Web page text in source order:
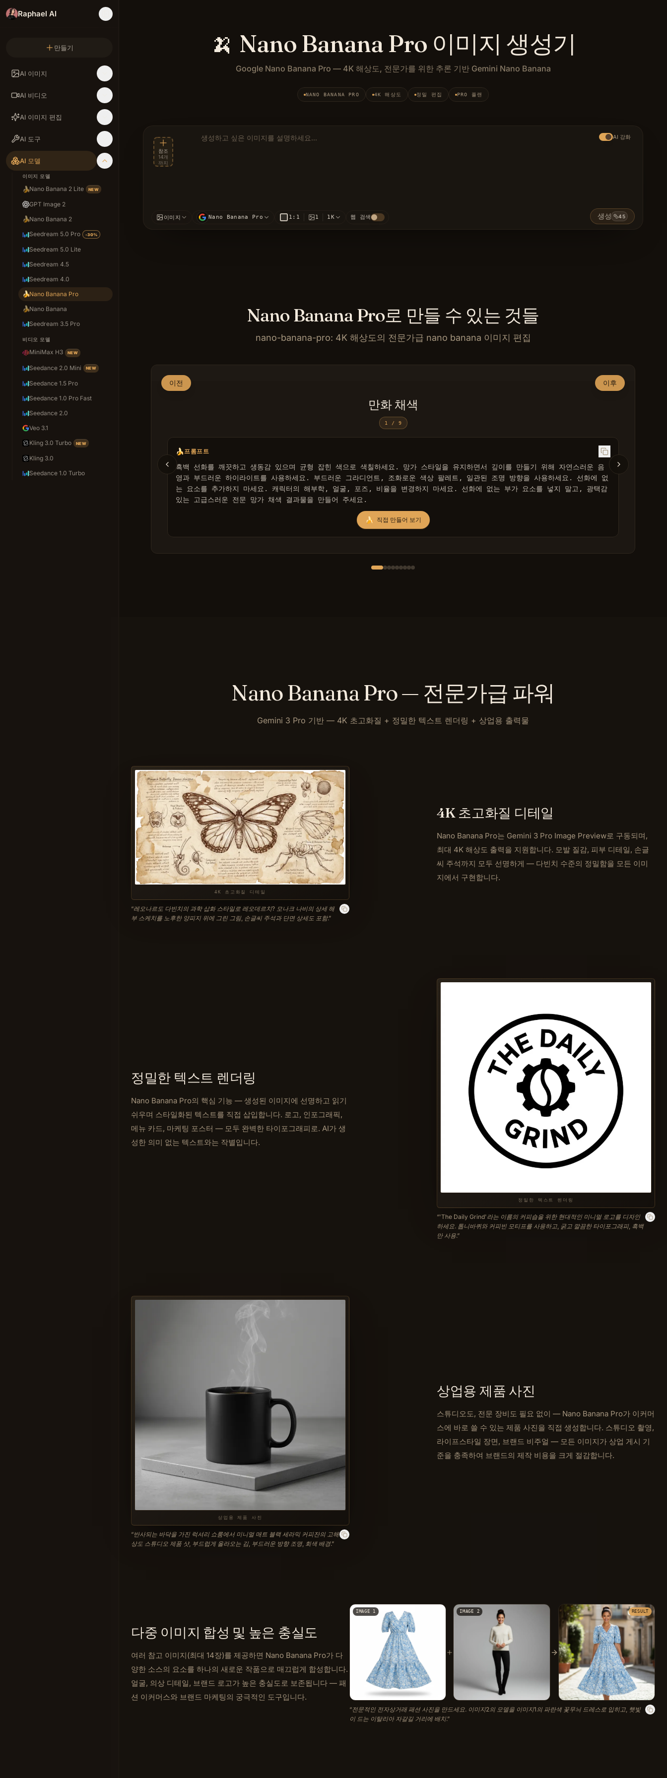
Raphael AI
만들기
AI 이미지
AI 비디오
AI 이미지 편집
AI 도구
AI 모델
이미지 모델
🍌Nano Banana 2 Lite NEW
GPT Image 2
🍌Nano Banana 2
Seedream 5.0 Pro
-30%
Seedream 5.0 Lite
Seedream 4.5
Seedream 4.0
🍌Nano Banana Pro
🍌Nano Banana
Seedream 3.5 Pro
비디오 모델
MiniMax H3 NEW
Seedance 2.0 Mini NEW
Seedance 1.5 Pro
Seedance 1.0 Pro Fast
Seedance 2.0
Veo 3.1
Kling 3.0 Turbo
NEW
Kling 3.0
Seedance 1.0 Turbo
🍌 Nano Banana Pro 이미지 생성기
Google Nano Banana Pro — 4K 해상도, 전문가를 위한 추론 기반 Gemini Nano Banana
NANO BANANA PRO 4K 해상도 정밀 편집 PRO 플랜
참조
14개
까지
설명 프롬프트 AI 강화
이미지 Nano Banana Pro 1:1 1 1K 웹 검색 생성 45
Nano Banana Pro로 만들 수 있는 것들
nano-banana-pro: 4K 해상도의 전문가급 nano banana 이미지 편집
이전 이후
만화 채색
1 / 9
🍌프롬프트
흑백 선화를 깨끗하고 생동감 있으며 균형 잡힌 색으로 색칠하세요. 망가 스타일을 유지하면서 깊이를 만들기 위해 자연스러운 음
영과 부드러운 하이라이트를 사용하세요. 부드러운 그라디언트, 조화로운 색상 팔레트, 일관된 조명 방향을 사용하세요. 선화에 없
는 요소를 추가하지 마세요. 캐릭터의 해부학, 얼굴, 포즈, 비율을 변경하지 마세요. 선화에 없는 부가 요소를 넣지 말고, 광택감
있는 고급스러운 전문 망가 채색 결과물을 만들어 주세요.
🍌 직접 만들어 보기
Nano Banana Pro — 전문가급 파워
Gemini 3 Pro 기반 — 4K 초고화질 + 정밀한 텍스트 렌더링 + 상업용 출력물
4K 초고화질 디테일
“레오나르도 다빈치의 과학 삽화 스타일로 레오데르치? 모나크 나비의 상세 해
부 스케치를 노후한 양피지 위에 그린 그림, 손글씨 주석과 단면 상세도 포함.”
4K 초고화질 디테일
Nano Banana Pro는 Gemini 3 Pro Image Preview로 구동되며,
최대 4K 해상도 출력을 지원합니다. 모발 질감, 피부 디테일, 손글
씨 주석까지 모두 선명하게 — 다빈치 수준의 정밀함을 모든 이미
지에서 구현합니다.
정밀한 텍스트 렌더링
“'The Daily Grind'라는 이름의 커피숍을 위한 현대적인 미니멀 로고를 디자인
하세요. 톱니바퀴와 커피빈 모티프를 사용하고, 굵고 깔끔한 타이포그래피, 흑백
만 사용.”
정밀한 텍스트 렌더링
Nano Banana Pro의 핵심 기능 — 생성된 이미지에 선명하고 읽기
쉬우며 스타일화된 텍스트를 직접 삽입합니다. 로고, 인포그래픽,
메뉴 카드, 마케팅 포스터 — 모두 완벽한 타이포그래피로. AI가 생
성한 의미 없는 텍스트와는 작별입니다.
상업용 제품 사진
“반사되는 바닥을 가진 럭셔리 쇼룸에서 미니멀 매트 블랙 세라믹 커피잔의 고해
상도 스튜디오 제품 샷, 부드럽게 올라오는 김, 부드러운 방향 조명, 회색 배경.”
상업용 제품 사진
스튜디오도, 전문 장비도 필요 없이 — Nano Banana Pro가 이커머
스에 바로 쓸 수 있는 제품 사진을 직접 생성합니다. 스튜디오 촬영,
라이프스타일 장면, 브랜드 비주얼 — 모든 이미지가 상업 게시 기
준을 충족하여 브랜드의 제작 비용을 크게 절감합니다.
IMAGE 1 IMAGE 2 RESULT
“전문적인 전자상거래 패션 사진을 만드세요. 이미지2의 모델을 이미지1의 파란색 꽃무늬 드레스로 입히고, 햇빛
이 드는 이탈리아 자갈길 거리에 배치.”
다중 이미지 합성 및 높은 충실도
여러 참고 이미지(최대 14장)를 제공하면 Nano Banana Pro가 다
양한 소스의 요소를 하나의 새로운 작품으로 매끄럽게 합성합니다.
얼굴, 의상 디테일, 브랜드 로고가 높은 충실도로 보존됩니다 — 패
션 이커머스와 브랜드 마케팅의 궁극적인 도구입니다.